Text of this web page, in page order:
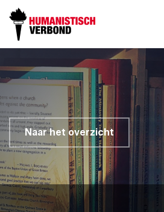
Naar het overzicht